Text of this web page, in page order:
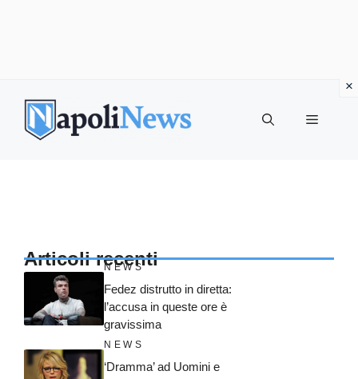
contenuto
MENU
Articoli recenti
NEWS
Fedez distrutto in diretta:
l’accusa in queste ore è
gravissima
NEWS
‘Dramma’ ad Uomini e